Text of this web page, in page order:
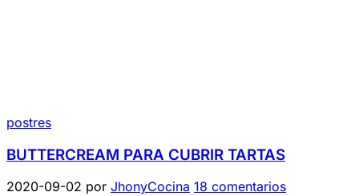
postres
BUTTERCREAM PARA CUBRIR TARTAS
2020-09-02 por JhonyCocina 18 comentarios